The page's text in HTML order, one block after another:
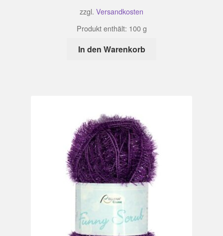
zzgl. Versandkosten
Produkt enthält: 100g
In den Warenkorb